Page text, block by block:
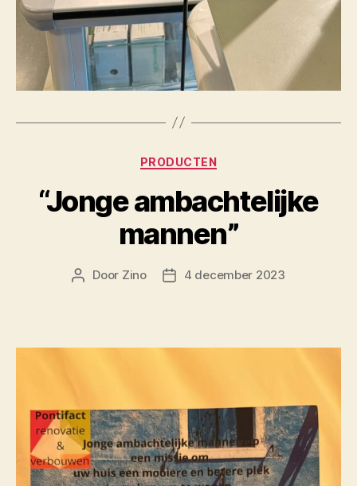
Categorieën
PRODUCTEN
“Jonge ambachtelijke
mannen”
Berichtauteur
Door Zino Berichtdatum
4 december 2023